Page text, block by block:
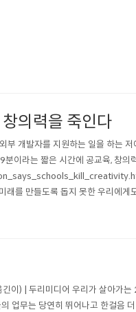
의력을 죽인다
부 개발자를 지원하는 일을 하는
이라는 짧은 시간에 공교육, 창
진 미래를 만들도록 돕지 못한
이) | 두리미디어 우리가 살아가
업무는 당연히 뛰어나고 한걸음